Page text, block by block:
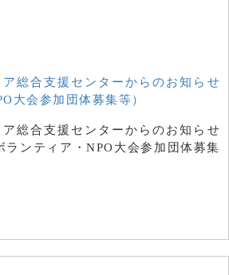
総合支援センターからのお知らせ
大会参加団体募集等）
総合支援センターからのお知らせ
ランティア・NPO大会参加団体募集